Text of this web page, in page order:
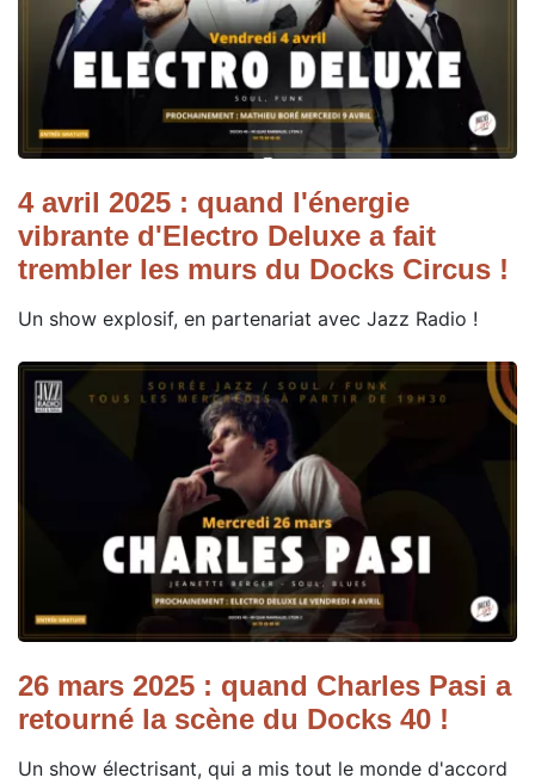
4 avril 2025 : quand l'énergie
vibrante d'Electro Deluxe a fait
trembler les murs du Docks Circus !
Un show explosif, en partenariat avec Jazz Radio !
26 mars 2025 : quand Charles Pasi a
retourné la scène du Docks 40 !
Un show électrisant, qui a mis tout le monde d'accord